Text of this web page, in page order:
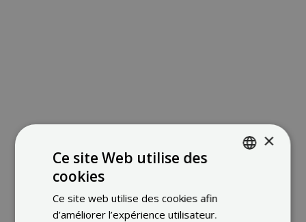
×
Ce site Web utilise des
cookies
Ce site web utilise des cookies afin
d’améliorer l’expérience utilisateur.